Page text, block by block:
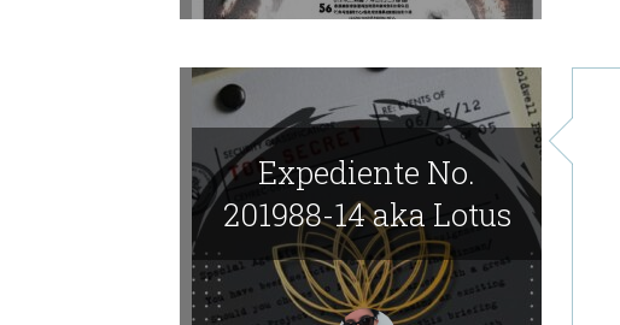
Expediente No.
201988-14 aka Lotus